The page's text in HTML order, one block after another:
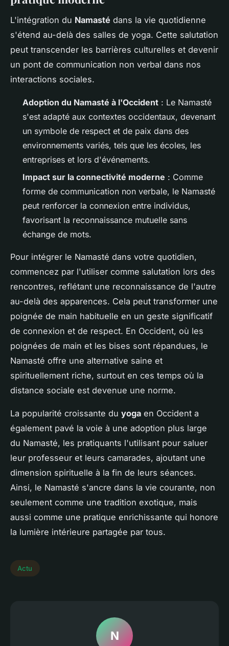
L'intégration du Namasté dans la vie quotidienne
s'étend au-delà des salles de yoga. Cette salutation
peut transcender les barrières culturelles et devenir
un pont de communication non verbal dans nos
interactions sociales.
Adoption du Namasté à l'Occident : Le Namasté
s'est adapté aux contextes occidentaux, devenant
un symbole de respect et de paix dans des
environnements variés, tels que les écoles, les
entreprises et lors d'événements.
Impact sur la connectivité moderne : Comme
forme de communication non verbale, le Namasté
peut renforcer la connexion entre individus,
favorisant la reconnaissance mutuelle sans
échange de mots.
Pour intégrer le Namasté dans votre quotidien,
commencez par l'utiliser comme salutation lors des
rencontres, reflétant une reconnaissance de l'autre
au-delà des apparences. Cela peut transformer une
poignée de main habituelle en un geste significatif
de connexion et de respect. En Occident, où les
poignées de main et les bises sont répandues, le
Namasté offre une alternative saine et
spirituellement riche, surtout en ces temps où la
distance sociale est devenue une norme.
La popularité croissante du yoga en Occident a
également pavé la voie à une adoption plus large
du Namasté, les pratiquants l'utilisant pour saluer
leur professeur et leurs camarades, ajoutant une
dimension spirituelle à la fin de leurs séances.
Ainsi, le Namasté s'ancre dans la vie courante, non
seulement comme une tradition exotique, mais
aussi comme une pratique enrichissante qui honore
la lumière intérieure partagée par tous.
Actu
N